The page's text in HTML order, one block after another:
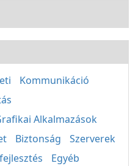
Kommunikáció
Alkalmazások
Biztonság
Szerverek
Egyéb